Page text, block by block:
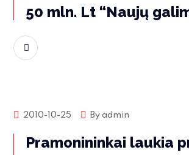
50 mln. Lt “Naujų
Rinkos naujienos
2010-10-25 Byadmin
Pramonininkai laukia